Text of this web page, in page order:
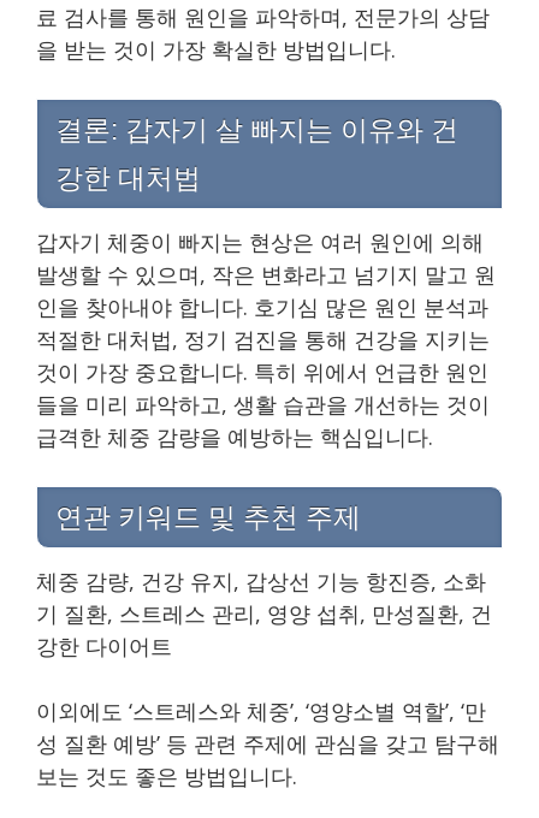
료 검사를 통해 원인을 파악하며, 전문가의 상담
을 받는 것이 가장 확실한 방법입니다.
결론: 갑자기 살 빠지는 이유와 건
강한 대처법
갑자기 체중이 빠지는 현상은 여러 원인에 의해
발생할 수 있으며, 작은 변화라고 넘기지 말고 원
인을 찾아내야 합니다. 호기심 많은 원인 분석과
적절한 대처법, 정기 검진을 통해 건강을 지키는
것이 가장 중요합니다. 특히 위에서 언급한 원인
들을 미리 파악하고, 생활 습관을 개선하는 것이
급격한 체중 감량을 예방하는 핵심입니다.
연관 키워드 및 추천 주제
체중 감량, 건강 유지, 갑상선 기능 항진증, 소화
기 질환, 스트레스 관리, 영양 섭취, 만성질환, 건
강한 다이어트
이외에도 ‘스트레스와 체중’, ‘영양소별 역할’, ‘만
성 질환 예방’ 등 관련 주제에 관심을 갖고 탐구해
보는 것도 좋은 방법입니다.